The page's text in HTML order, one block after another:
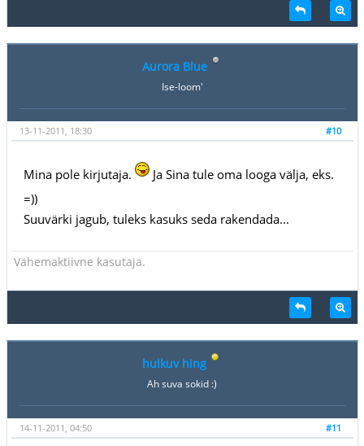
Aurora Blue
Ise-loom'
#10
13-11-2011, 18:30
Mina pole kirjutaja.
Ja Sina tule oma looga välja, eks.
=))
Suuvärki jagub, tuleks kasuks seda rakendada...
Vähemaktiivne kasutaja.
hulkuv hing
Ah suva sokid :)
#11
14-11-2011, 04:50